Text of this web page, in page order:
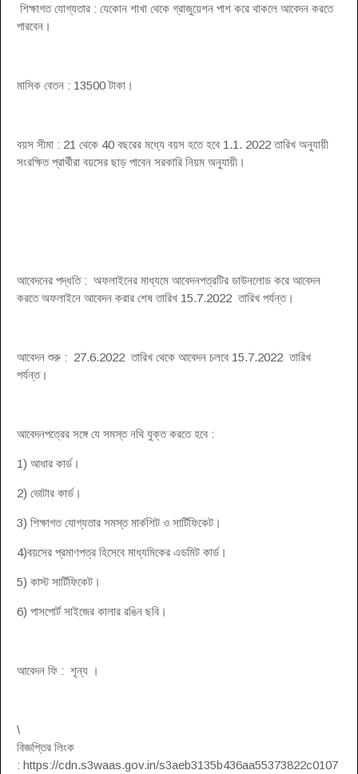
শিক্ষাগত যোগ্যতার : যেকোন শাখা থেকে গ্রাজুয়েশন পাশ করে থাকলে আবেদন করতে
পারবেন।
মাসিক বেতন : 13500 টাকা।
বয়স সীমা : 21 থেকে 40 বছরের মধ্যে বয়স হতে হবে 1.1. 2022 তারিখ অনুযায়ী
সংরক্ষিত প্রার্থীরা বয়সের ছাড় পাবেন সরকারি নিয়ম অনুযায়ী।
আবেদনের পদ্ধতি : অফলাইনের মাধ্যমে আবেদনপত্রটির ডাউনলোড করে আবেদন
করতে অফলাইনে আবেদন করার শেষ তারিখ 15.7.2022 তারিখ পর্যন্ত।
আবেদন শুরু : 27.6.2022 তারিখ থেকে আবেদন চলবে 15.7.2022 তারিখ
পর্যন্ত।
আবেদনপত্রের সঙ্গে যে সমস্ত নথি যুক্ত করতে হবে :
1) আধার কার্ড।
2) ভোটার কার্ড।
3) শিক্ষাগত যোগ্যতার সমস্ত মার্কশিট ও সার্টিফিকেট।
4)বয়সের প্রমাণপত্র হিসেবে মাধ্যমিকের এডমিট কার্ড।
5) কাস্ট সার্টিফিকেট।
6) পাসপোর্ট সাইজের কালার রঙিন ছবি।
আবেদন ফি : শূন্য ।
\
বিজ্ঞপ্তির লিংক
: https://cdn.s3waas.gov.in/s3aeb3135b436aa55373822c0107